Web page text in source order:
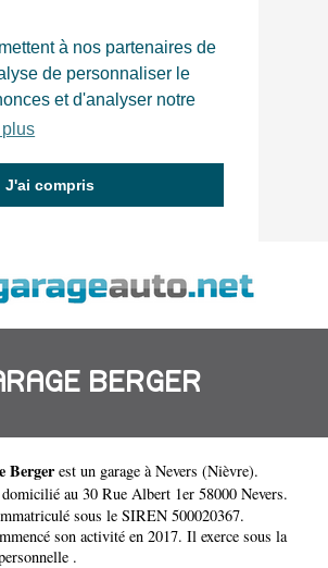
à nos partenaires de
de personnaliser le
et d'analyser notre
J'ai compris
BERGER
Bergerest un garage à Nevers (Nièvre).
au 30 Rue Albert 1er 58000 Nevers.
sous le SIREN 500020367.
son activité en 2017. Il exerce sous la
.